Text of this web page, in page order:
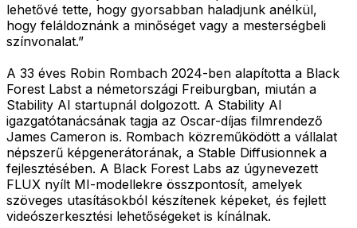
lehetővé tette, hogy gyorsabban haladjunk anélkül,
hogy feláldoznánk a minőséget vagy a mesterségbeli
színvonalat.”
A 33 éves Robin Rombach 2024-ben alapította a Black
Forest Labst a németországi Freiburgban, miután a
Stability AI startupnál dolgozott. A Stability AI
igazgatótanácsának tagja az Oscar-díjas filmrendező
James Cameron is. Rombach közreműködött a vállalat
népszerű képgenerátorának, a Stable Diffusionnek a
fejlesztésében. A Black Forest Labs az úgynevezett
FLUX nyílt MI-modellekre összpontosít, amelyek
szöveges utasításokból készítenek képeket, és fejlett
videószerkesztési lehetőségeket is kínálnak.